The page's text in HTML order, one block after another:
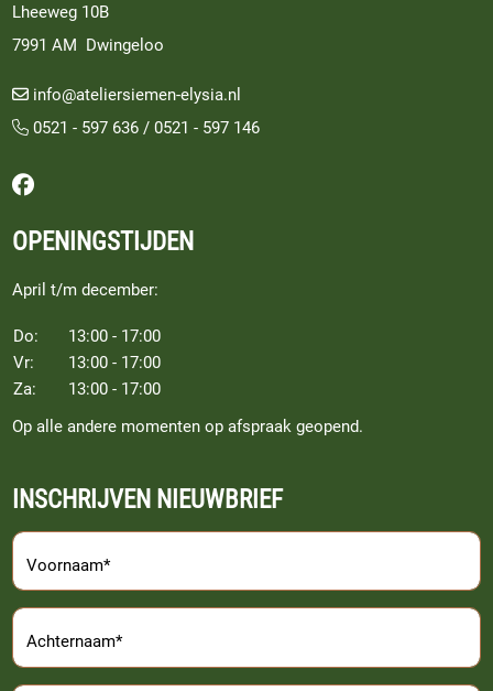
Lheeweg 10B
7991 AM Dwingeloo
info@ateliersiemen-elysia.nl
0521 - 597 636 /0521 - 597 146
Volg ons op Facebook
OPENINGSTIJDEN
April t/m december:
Do:
13:00 - 17:00
Vr:
13:00 - 17:00
Za:
13:00 - 17:00
Op alle andere momenten op afspraak geopend.
INSCHRIJVEN NIEUWBRIEF
Voornaam*
Achternaam*